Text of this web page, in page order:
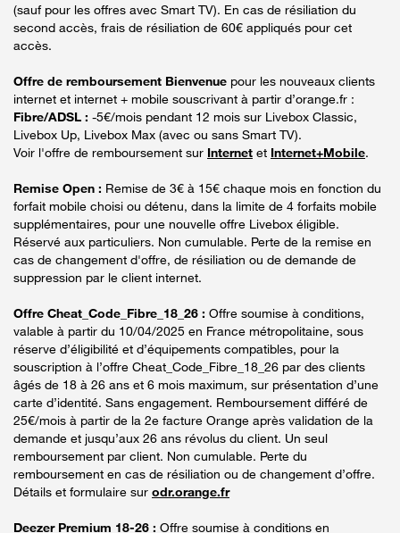
(sauf pour les offres avec Smart TV). En cas de résiliation du
second accès, frais de résiliation de 60€ appliqués pour cet
accès.
Offre de remboursement Bienvenue pour les nouveaux clients
internet et internet + mobile souscrivant à partir d’orange.fr :
Fibre/ADSL : -5€/mois pendant 12 mois sur Livebox Classic,
Livebox Up, Livebox Max (avec ou sans Smart TV).
Voir l'offre de remboursement sur Internet et Internet+Mobile.
Remise Open : Remise de 3€ à 15€ chaque mois en fonction du
forfait mobile choisi ou détenu, dans la limite de 4 forfaits mobile
supplémentaires, pour une nouvelle offre Livebox éligible.
Réservé aux particuliers. Non cumulable. Perte de la remise en
cas de changement d'offre, de résiliation ou de demande de
suppression par le client internet.
Offre Cheat_Code_Fibre_18_26 : Offre soumise à conditions,
valable à partir du 10/04/2025 en France métropolitaine, sous
réserve d’éligibilité et d’équipements compatibles, pour la
souscription à l’offre Cheat_Code_Fibre_18_26 par des clients
âgés de 18 à 26 ans et 6 mois maximum, sur présentation d’une
carte d’identité. Sans engagement. Remboursement différé de
25€/mois à partir de la 2e facture Orange après validation de la
demande et jusqu’aux 26 ans révolus du client. Un seul
remboursement par client. Non cumulable. Perte du
remboursement en cas de résiliation ou de changement d’offre.
Détails et formulaire sur odr.orange.fr
Deezer Premium 18-26 : Offre soumise à conditions en